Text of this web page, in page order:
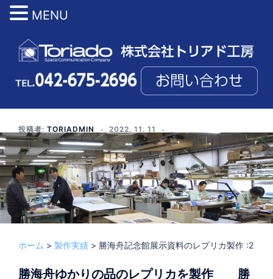
へ
キ
ッ
プ
投稿者: TORIADMIN
2022. 11. 11
3D文化財事業、製作実績
ホーム > 製作実績 > 勝海舟記念館展示資料のレプリカ製作 :2
勝海舟ゆかりの品のレプリカを製作 勝
MENU